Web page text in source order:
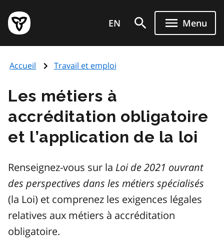
au
contenu
principal
Page
d'accueil
de
EN Menu
Accueil Travail et emploi
Les métiers à
accréditation obligatoire
et l’application de la loi
Renseignez-vous sur la Loi de 2021 ouvrant
des perspectives dans les métiers spécialisés
(la Loi) et comprenez les exigences légales
relatives aux métiers à accréditation
obligatoire.